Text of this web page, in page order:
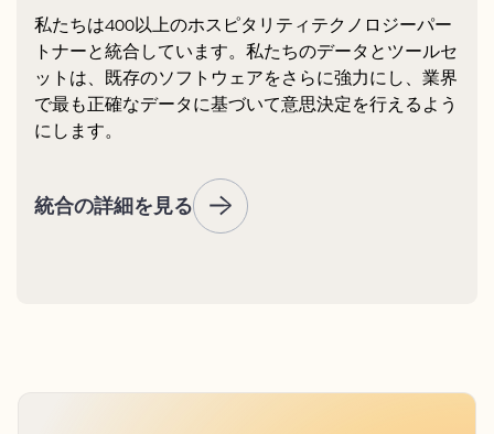
私たちは400以上のホスピタリティテクノロジーパー
トナーと統合しています。私たちのデータとツールセ
ットは、既存のソフトウェアをさらに強力にし、業界
で最も正確なデータに基づいて意思決定を行えるよう
にします。
統合の詳細を見る